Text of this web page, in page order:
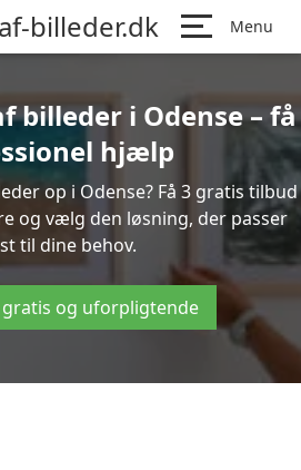
billeder.dk Menu
billeder i Odense – få
hjælp
op i Odense? Få 3 gratis tilbud
og vælg den løsning, der passer
til dine behov.
gratis og uforpligtende